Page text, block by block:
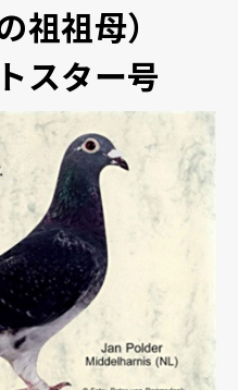
祖祖母）
スター号